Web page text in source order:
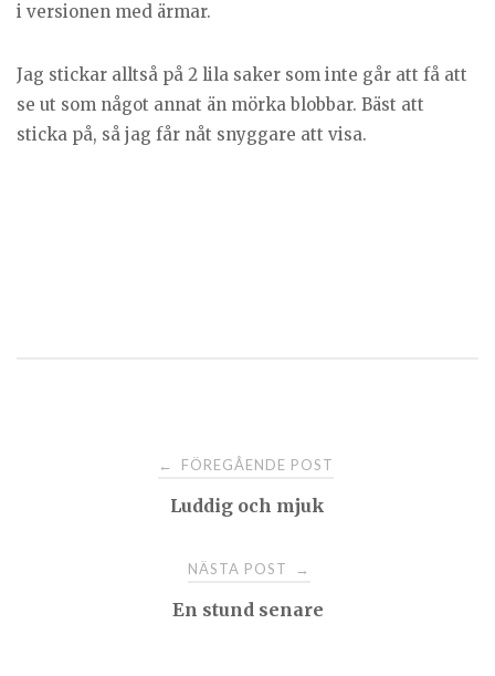
i versionen med ärmar.
Jag stickar alltså på 2 lila saker som inte går att få att
se ut som något annat än mörka blobbar. Bäst att
sticka på, så jag får nåt snyggare att visa.
← FÖREGÅENDE POST
Luddig och mjuk
NÄSTA POST →
En stund senare